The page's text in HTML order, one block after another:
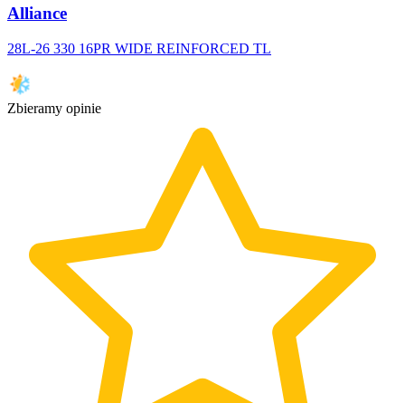
Alliance
28L-26 330 16PR WIDE REINFORCED TL
Zbieramy opinie